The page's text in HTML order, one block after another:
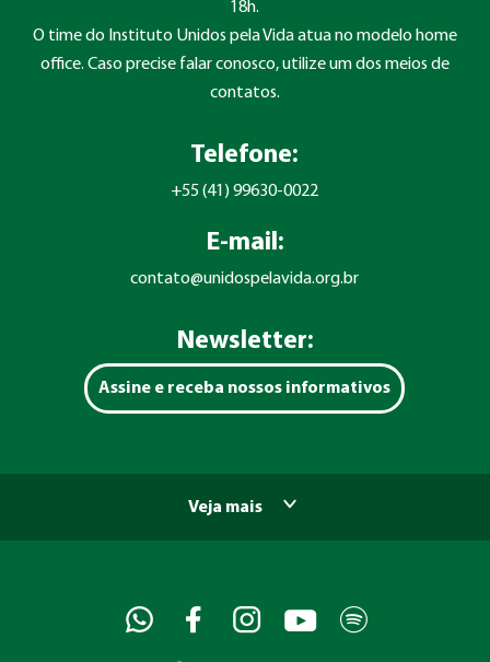
18h.
O time do Instituto Unidos pela Vida atua no modelo home
office. Caso precise falar conosco, utilize um dos meios de
contatos.
Telefone:
+55 (41) 99630-0022
E-mail:
contato@unidospelavida.org.br
Newsletter:
Assine e receba nossos informativos
Veja mais